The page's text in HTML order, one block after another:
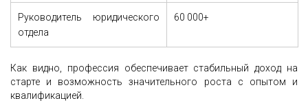
Руководитель юридического
отдела
60 000+
Как видно, профессия обеспечивает стабильный доход на
старте и возможность значительного роста с опытом и
квалификацией.